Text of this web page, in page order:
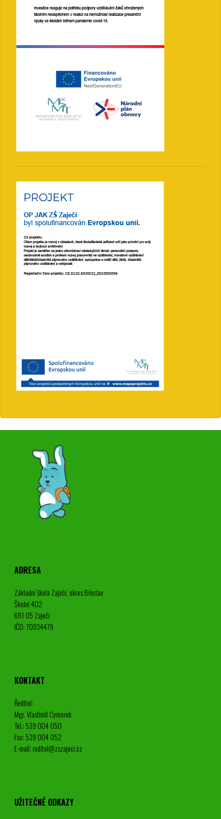
ADRESA
Základní škola Zaječí, okres Břeclav
Školní 402
691 05 Zaječí
IČO: 70934479
KONTAKT
Ředitel:
Mgr. Vlastimil Cymorek
Tel.: 539 004 050
Fax: 539 004 052
E-mail: reditel@zszajeci.cz
UŽITEČNÉ ODKAZY